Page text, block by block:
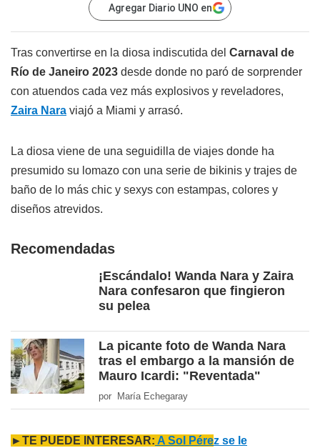
Agregar Diario UNO en
Tras convertirse en la diosa indiscutida del Carnaval de
Río de Janeiro 2023 desde donde no paró de sorprender
con atuendos cada vez más explosivos y reveladores,
Zaira Nara viajó a Miami y arrasó.
La diosa viene de una seguidilla de viajes donde ha
presumido su lomazo con una serie de bikinis y trajes de
baño de lo más chic y sexys con estampas, colores y
diseños atrevidos.
Recomendadas
¡Escándalo! Wanda Nara y Zaira
Nara confesaron que fingieron
su pelea
La picante foto de Wanda Nara
tras el embargo a la mansión de
Mauro Icardi: "Reventada"
por María Echegaray
►TE PUEDE INTERESAR: A Sol Pérez se le